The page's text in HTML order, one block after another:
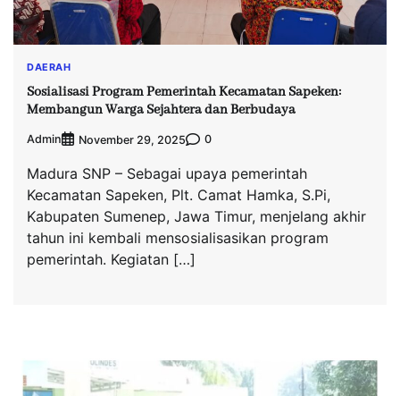
DAERAH
Sosialisasi Program Pemerintah Kecamatan Sapeken:
Membangun Warga Sejahtera dan Berbudaya
Admin November 29, 2025 0
Madura SNP – Sebagai upaya pemerintah
Kecamatan Sapeken, Plt. Camat Hamka, S.Pi,
Kabupaten Sumenep, Jawa Timur, menjelang akhir
tahun ini kembali mensosialisasikan program
pemerintah. Kegiatan […]